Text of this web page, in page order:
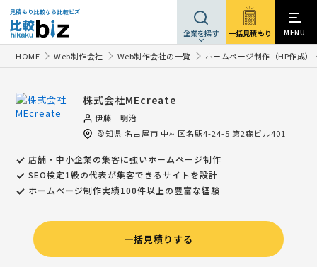
見積もり比較なら比較ビズ
企業を探す 一括見積もり MENU
HOME Web制作会社 Web制作会社の一覧 ホームページ制作（HP作成
株式会社MEcreate
伊藤 明治
愛知県 名古屋市 中村区名駅4-24-5 第2森ビル401
店舗・中小企業の集客に強いホームページ制作
SEO検定1級の代表が集客できるサイトを設計
ホームページ制作実績100件以上の豊富な経験
一括見積りする